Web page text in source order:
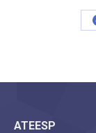
ATEESP